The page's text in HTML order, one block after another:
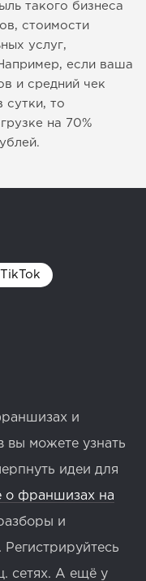
такого бизнеса
стоимости
услуг,
если ваша
и средний чек
сутки, то
на 70%
TikTok
и
вы можете узнать
идеи для
о франшизах на
и
сетях. А ещё у